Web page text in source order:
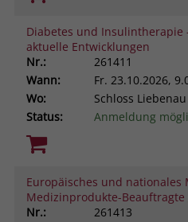
Diabetes und Insulintherapie
aktuelle Entwicklungen
Nr.:
261411
Wann:
Fr. 23.10.2026,
Wo:
Schloss Liebenau
Status:
Anmeldung
Europäisches und
Medizinprodukte-Beauftragte
Nr.:
261413